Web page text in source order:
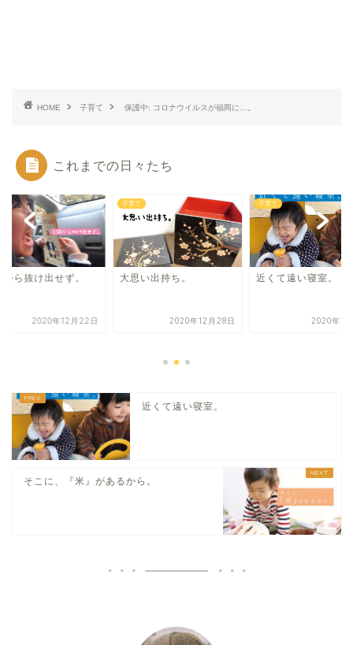
HOME 子育て 保護中: コロナウイルスが福岡に…。
これまでの日々たち
から抜け出せず。
2020年12月22日
子育て
大思い出持ち。
2020年12月28日
子育て
近くて遠い寝室。
2020年2
近くて遠い寝室。
そこに、『米』があるから。